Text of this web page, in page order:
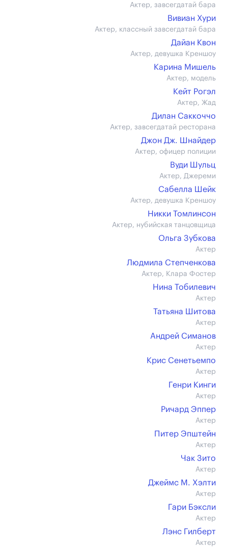
Актер, завсегдатай бара
Вивиан Хури
Актер, классный завсегдатай бара
Дайан Квон
Актер, девушка Креншоу
Карина Мишель
Актер, модель
Кейт Рогэл
Актер, Жад
Дилан Саккоччо
Актер, завсегдатай ресторана
Джон Дж. Шнайдер
Актер, офицер полиции
Вуди Шульц
Актер, Джереми
Сабелла Шейк
Актер, девушка Креншоу
Никки Томлинсон
Актер, нубийская танцовщица
Ольга Зубкова
Актер
Людмила Степченкова
Актер, Клара Фостер
Нина Тобилевич
Актер
Татьяна Шитова
Актер
Андрей Симанов
Актер
Крис Сенетьемпо
Актер
Генри Кинги
Актер
Ричард Эппер
Актер
Питер Эпштейн
Актер
Чак Зито
Актер
Джеймс М. Хэлти
Актер
Гари Бэксли
Актер
Лэнс Гилберт
Актер